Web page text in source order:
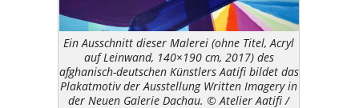
Ein Ausschnitt dieser Malerei (ohne Titel, Acryl
auf Leinwand, 140×190 cm, 2017) des
afghanisch-deutschen Künstlers Aatifi bildet das
Plakatmotiv der Ausstellung Written Imagery in
der Neuen Galerie Dachau. © Atelier Aatifi /